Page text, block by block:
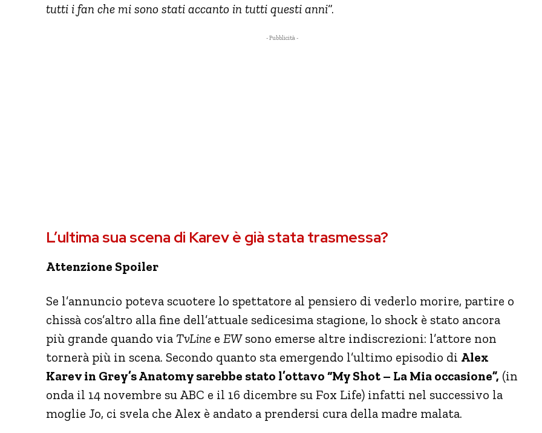
tutti i fan che mi sono stati accanto in tutti questi anni“.
- Pubblicità -
L’ultima sua scena di Karev è già stata trasmessa?
Attenzione Spoiler
Se l’annuncio poteva scuotere lo spettatore al pensiero di vederlo morire, partire o
chissà cos’altro alla fine dell’attuale sedicesima stagione, lo shock è stato ancora
più grande quando via TvLine e EWsono emerse altre indiscrezioni: l’attore non
tornerà più in scena. Secondo quanto sta emergendo l’ultimo episodio di Alex
Karev in Grey’s Anatomy sarebbe stato l’ottavo “My Shot – La Mia occasione”, (in
onda il 14 novembre su ABC e il 16 dicembre su Fox Life) infatti nel successivo la
moglie Jo, ci svela che Alex è andato a prendersi cura della madre malata.